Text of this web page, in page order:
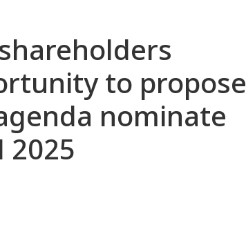
to propose
nominate
2025